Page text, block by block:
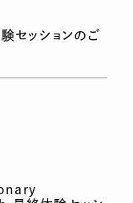
セッションのご